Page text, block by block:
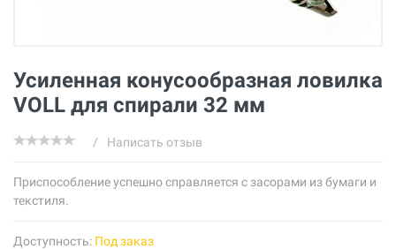
Усиленная конусообразная ловилка
VOLL для спирали 32 мм
/ Написать отзыв
Приспособление успешно справляется с засорами из бумаги и
текстиля.
Доступность: Под заказ